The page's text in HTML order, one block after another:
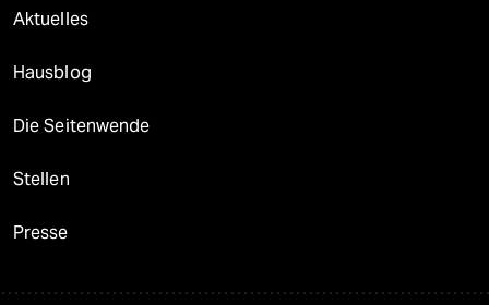
Aktuelles
Hausblog
Die Seitenwende
Stellen
Presse